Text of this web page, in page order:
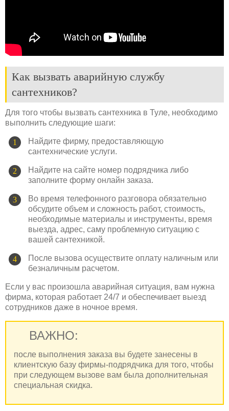
Как вызвать аварийную службу
сантехников?
Для того чтобы вызвать сантехника в Туле, необходимо
выполнить следующие шаги:
Найдите фирму, предоставляющую
сантехнические услуги.
Найдите на сайте номер подрядчика либо
заполните форму онлайн заказа.
Во время телефонного разговора обязательно
обсудите объем и сложность работ, стоимость,
необходимые материалы и инструменты, время
выезда, адрес, саму проблемную ситуацию с
вашей сантехникой.
После вызова осуществите оплату наличным или
безналичным расчетом.
Если у вас произошла аварийная ситуация, вам нужна
фирма, которая работает 24/7 и обеспечивает выезд
сотрудников даже в ночное время.
ВАЖНО:
после выполнения заказа вы будете занесены в
клиентскую базу фирмы-подрядчика для того, чтобы
при следующем вызове вам была дополнительная
специальная скидка.